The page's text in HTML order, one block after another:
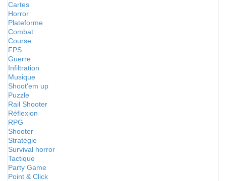
Cartes
Horror
Plateforme
Combat
Course
FPS
Guerre
Infiltration
Musique
Shoot'em up
Puzzle
Rail Shooter
Réflexion
RPG
Shooter
Stratégie
Survival horror
Tactique
Party Game
Point & Click